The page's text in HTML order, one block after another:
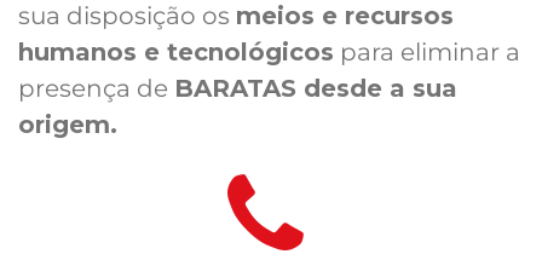
sua disposição os meios e recursos
humanos e tecnológicos para eliminar a
presença de BARATAS desde a sua
origem.